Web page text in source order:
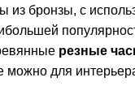
из бронзы, с
резные
можно для